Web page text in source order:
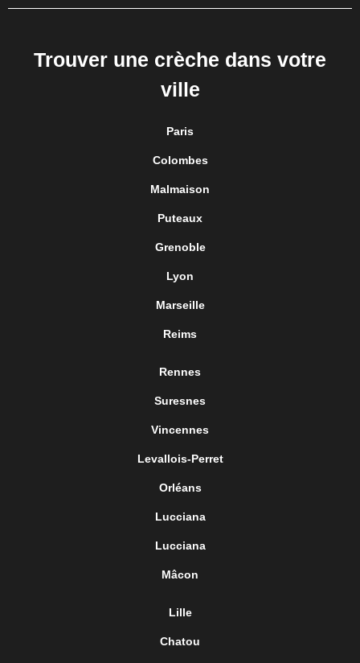
Trouver une crèche dans votre
ville
Paris
Colombes
Malmaison
Puteaux
Grenoble
Lyon
Marseille
Reims
Rennes
Suresnes
Vincennes
Levallois-Perret
Orléans
Lucciana
Lucciana
Mâcon
Lille
Chatou